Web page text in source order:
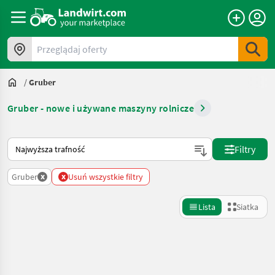
Przeglądaj oferty
/Gruber
Gruber - nowe i używane maszyny rolnicze
Tak sortuje się na Landwirt.com
Filtry
Gruber x x Usuń wszystkie filtry
Lista Siatka